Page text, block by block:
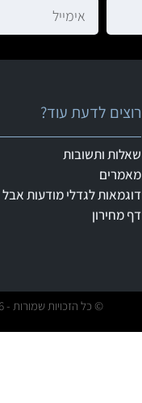
רוצים לדעת עוד?
שאלות ותשובות
מאמרים
דוגמאות לגדלי מודעות אבל
דף מחירון
© כל הזכויות שמורות - 2026